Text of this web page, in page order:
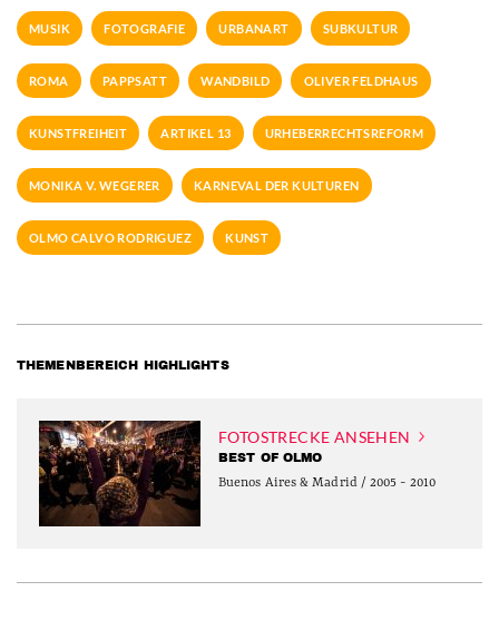
MUSIK FOTOGRAFIE URBANART SUBKULTUR
ROMA PAPPSATT WANDBILD OLIVER FELDHAUS
KUNSTFREIHEIT ARTIKEL 13 URHEBERRECHTSREFORM
MONIKA V. WEGERER KARNEVAL DER KULTUREN
OLMO CALVO RODRIGUEZ KUNST
THEMENBEREICH HIGHLIGHTS
FOTOSTRECKE ANSEHEN
BEST OF OLMO
Buenos Aires & Madrid / 2005 - 2010